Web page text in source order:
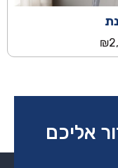
₪
הנוכחי
אליכם